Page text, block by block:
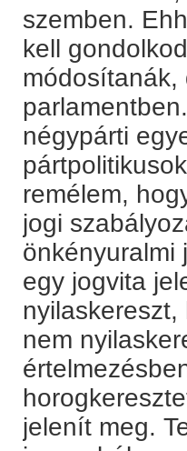
szemben.
kell
négypárti
remélem,
jogi
önkényuralmi
egy jogvita
nem
jelenít meg.